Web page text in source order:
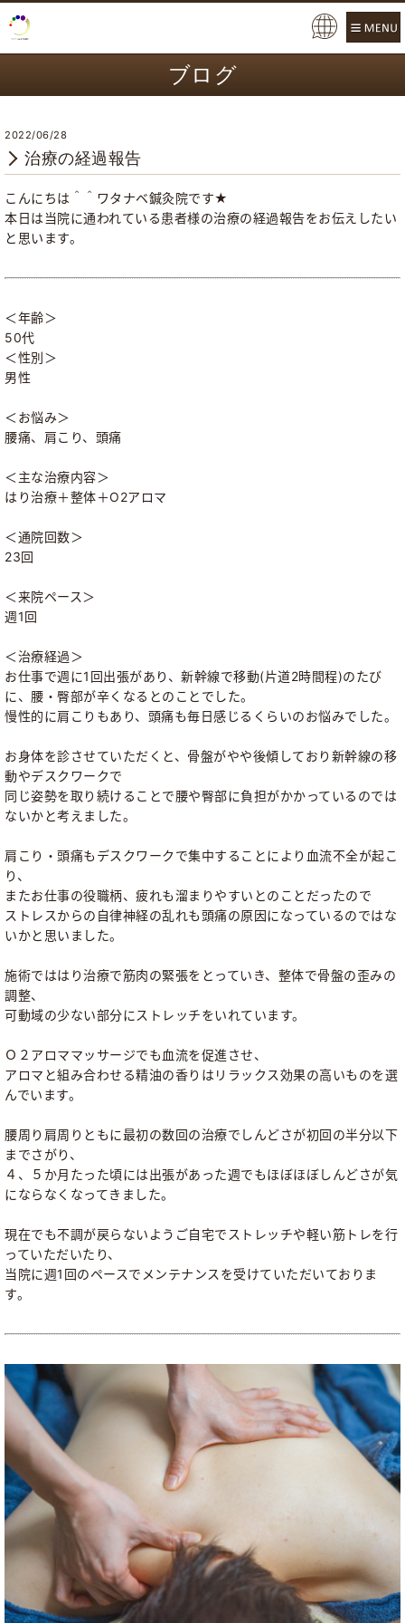
ブログ
2022/06/28
治療の経過報告
こんにちは＾＾ワタナベ鍼灸院です★
本日は当院に通われている患者様の治療の経過報告をお伝えしたい
と思います。
＜年齢＞
50代
＜性別＞
男性
＜お悩み＞
腰痛、肩こり、頭痛
＜主な治療内容＞
はり治療＋整体＋O2アロマ
＜通院回数＞
23回
＜来院ペース＞
週1回
＜治療経過＞
お仕事で週に1回出張があり、新幹線で移動(片道2時間程)のたび
に、腰・臀部が辛くなるとのことでした。
慢性的に肩こりもあり、頭痛も毎日感じるくらいのお悩みでした。
お身体を診させていただくと、骨盤がやや後傾しており新幹線の移
動やデスクワークで
同じ姿勢を取り続けることで腰や臀部に負担がかかっているのでは
ないかと考えました。
肩こり・頭痛もデスクワークで集中することにより血流不全が起こ
り、
またお仕事の役職柄、疲れも溜まりやすいとのことだったので
ストレスからの自律神経の乱れも頭痛の原因になっているのではな
いかと思いました。
施術でははり治療で筋肉の緊張をとっていき、整体で骨盤の歪みの
調整、
可動域の少ない部分にストレッチをいれています。
Ｏ２アロママッサージでも血流を促進させ、
アロマと組み合わせる精油の香りはリラックス効果の高いものを選
んでいます。
腰周り肩周りともに最初の数回の治療でしんどさが初回の半分以下
までさがり、
４、５か月たった頃には出張があった週でもほぼほぼしんどさが気
にならなくなってきました。
現在でも不調が戻らないようご自宅でストレッチや軽い筋トレを行
っていただいたり、
当院に週1回のペースでメンテナンスを受けていただいておりま
す。